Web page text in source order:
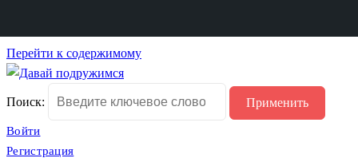
Перейти к содержимому
Сайт христианских
знакомств
Поиск:
Войти
Регистрация